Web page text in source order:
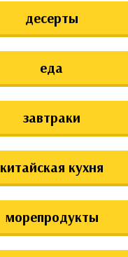
десерты
еда
завтраки
китайская кухня
морепродукты